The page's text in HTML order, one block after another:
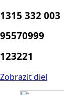
1315 332 003
95570999
123221
Zobraziť diel